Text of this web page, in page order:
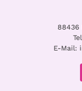
88436
E-Mail: